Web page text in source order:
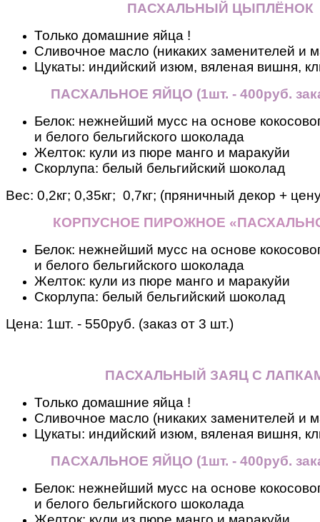
ПАСХАЛЬНЫЙ ЦЫПЛЁНОК
Только домашние яйца !
Сливочное масло (никаких заменителей и
Цукаты: индийский изюм, вяленая вишня,
ПАСХАЛЬНОЕ ЯЙЦО (1шт. - 400руб.
Белок: нежнейший мусс на основе
и белого бельгийского шоколада
Желток: кули из пюре манго и маракуйи
Скорлупа: белый бельгийский шоколад
Вес: 0,2кг; 0,35кг; 0,7кг; (пряничный декор +
КОРПУСНОЕ ПИРОЖНОЕ
Белок: нежнейший мусс на основе
и белого бельгийского шоколада
Желток: кули из пюре манго и маракуйи
Скорлупа: белый бельгийский шоколад
Цена: 1шт. - 550руб. (заказ от 3 шт.)
ПАСХАЛЬНЫЙ ЗАЯЦ С
Только домашние яйца !
Сливочное масло (никаких заменителей и
Цукаты: индийский изюм, вяленая вишня,
ПАСХАЛЬНОЕ ЯЙЦО (1шт. - 400руб.
Белок: нежнейший мусс на основе
и белого бельгийского шоколада